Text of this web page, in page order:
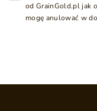
od GrainGold.pl jak
mogę anulować w